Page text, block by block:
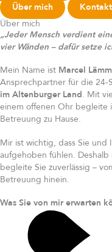
Über mich
Kontakt
Über mich
„Jeder Mensch verdient
vier Wänden – dafür setze
Mein Name ist Marcel
Ansprechpartner für die 24-
im Altenburger Land. Mit
einem offenen Ohr begleite
Betreuung zu Hause.
Mir ist wichtig, dass Sie und
aufgehoben fühlen.
begleite Sie zuverlässig –
Betreuung hinein.
Was Sie von mir erwarten